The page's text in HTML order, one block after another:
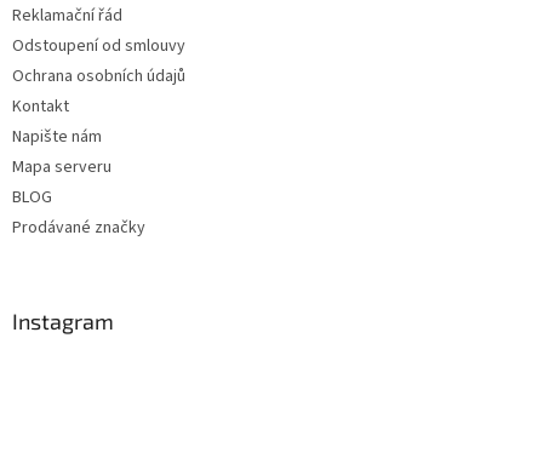
Reklamační řád
Odstoupení od smlouvy
Ochrana osobních údajů
Kontakt
Napište nám
Mapa serveru
BLOG
Prodávané značky
Instagram